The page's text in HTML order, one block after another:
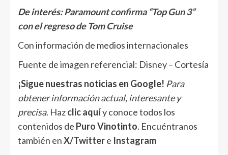
De interés:Paramount confirma “Top Gun 3”
con el regreso de Tom Cruise
Con información de medios internacionales
Fuente de imagen referencial: Disney – Cortesía
¡Sigue nuestras noticias en Google! Para
obtener información actual, interesante y
precisa. Hazclic aquíy conoce todos los
contenidos de Puro Vinotinto. Encuéntranos
también enX/Twittere Instagram